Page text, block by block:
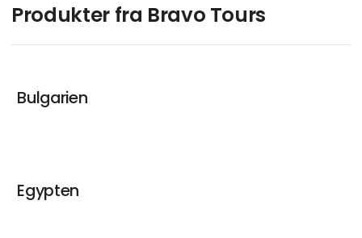
Produkter fra Bravo Tours
Bulgarien
Egypten